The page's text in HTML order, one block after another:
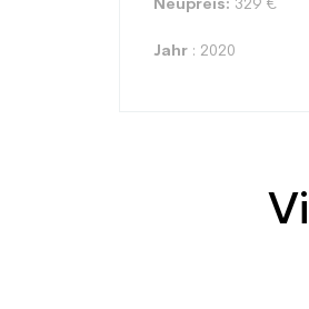
Neupreis: 329 €
Jahr: 2020